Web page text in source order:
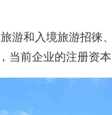
游和入境旅游招徕
前企业的注册资本